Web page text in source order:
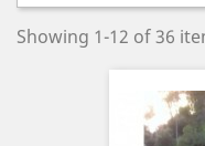
Showing 1-12 of 36